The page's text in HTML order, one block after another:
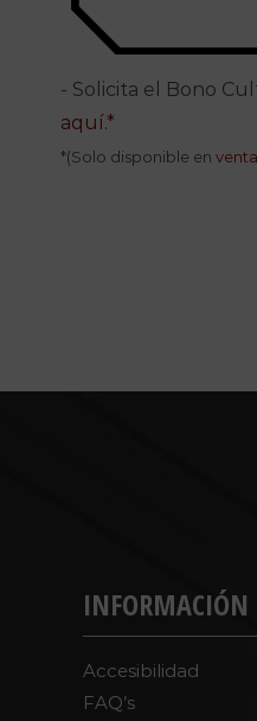
- Solicita el Bono
aquí.*
*(Solo disponible en
INFORMACIÓN
Accesibilidad
FAQ’s